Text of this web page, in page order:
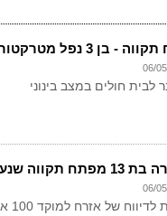
בן 3 נפל מטרקטורון צעצוע
06/
לבית חולים במצב בינוני
תקווה שנעדרה
06/
של אזרח למוקד 100 אותרה הנערה